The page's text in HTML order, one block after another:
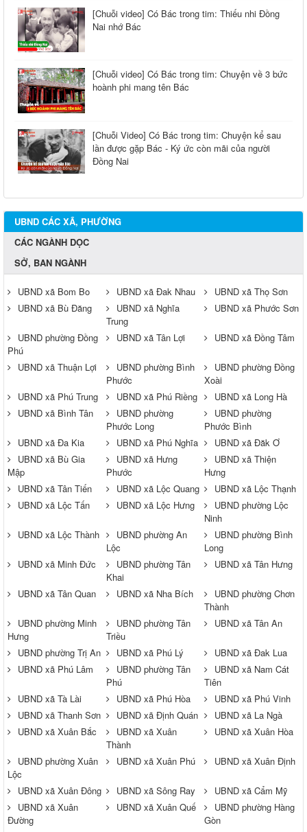
[Chuỗi video] Có Bác trong tim: Thiếu nhi Đồng
Nai nhớ Bác
[Chuỗi video] Có Bác trong tim: Chuyện về 3 bức
hoành phi mang tên Bác
[Chuỗi Video] Có Bác trong tim: Chuyện kể sau
lần được gặp Bác - Ký ức còn mãi của người
Đồng Nai
UBND CÁC XÃ, PHƯỜNG
CÁC NGÀNH DỌC
SỞ, BAN NGÀNH
UBND xã Bom Bo UBND xã Đak Nhau
UBND xã Thọ Sơn
UBND xã Bù Đăng
UBND xã Nghĩa
Trung
UBND xã Phước Sơn
UBND phường Đồng
Phú
UBND xã Tân Lợi UBND xã Đồng Tâm
UBND xã Thuận Lợi
UBND phường Bình
Phước
UBND phường Đồng
Xoài
UBND xã Phú Trung
UBND xã Phú Riềng
UBND xã Long Hà
UBND xã Bình Tân
UBND phường
Phước Long
UBND phường
Phước Bình
UBND xã Đa Kia
UBND xã Phú Nghĩa
UBND xã Đăk Ơ
UBND xã Bù Gia
Mập
UBND xã Hưng
Phước
UBND xã Thiện
Hưng
UBND xã Tân Tiến
UBND xã Lộc Quang
UBND xã Lộc Thạnh
UBND xã Lộc Tấn
UBND xã Lộc Hưng
UBND phường Lộc
Ninh
UBND xã Lộc Thành
UBND phường An
Lộc
UBND phường Bình
Long
UBND xã Minh Đức
UBND phường Tân
Khai
UBND xã Tân Hưng
UBND xã Tân Quan UBND xã Nha Bích
UBND phường Chơn
Thành
UBND phường Minh
Hưng
UBND phường Tân
Triều
UBND xã Tân An
UBND phường Trị An UBND xã Phú Lý
UBND xã Đak Lua
UBND xã Phú Lâm
UBND phường Tân
Phú
UBND xã Nam Cát
Tiên
UBND xã Tà Lài
UBND xã Phú Hòa
UBND xã Phú Vinh
UBND xã Thanh Sơn
UBND xã Định Quán
UBND xã La Ngà
UBND xã Xuân Bắc
UBND xã Xuân
Thành
UBND xã Xuân Hòa
UBND phường Xuân
Lộc
UBND xã Xuân Phú UBND xã Xuân Định
UBND xã Xuân Đông UBND xã Sông Ray
UBND xã Cẩm Mỹ
UBND xã Xuân
Đường
UBND xã Xuân Quế
UBND phường Hàng
Gòn